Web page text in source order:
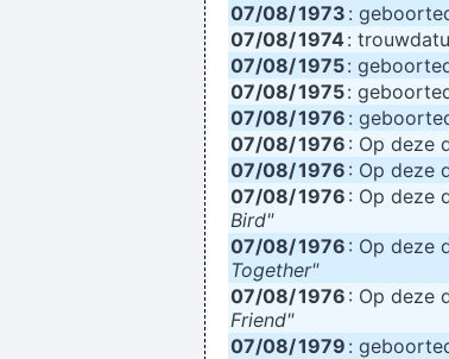
07/08/1973 :
07/08/1974:
07/08/1975:
07/08/1975:
07/08/1976 :
07/08/1976 : Op deze
07/08/1976 : Op deze
07/08/1976 : Op deze
Bird"
07/08/1976 : Op deze
Together"
07/08/1976 : Op deze
Friend"
07/08/1979 :